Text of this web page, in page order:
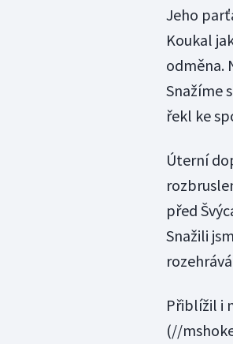
Jeho
Koukal
odměna.
Snažíme
řekl ke
Úterní
před
Snažili
Přiblížil i
(//